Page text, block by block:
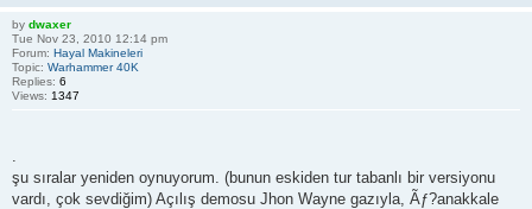
by dwaxer
Tue Nov 23, 2010 12:14 pm
Forum: Hayal Makineleri
Topic: Warhammer 40K
Replies: 6
Views: 1347
şu sıralar yeniden oynuyorum. (bunun eskiden tur tabanlı bir versiyonu
vardı, çok sevdiğim) Açılış demosu Jhon Wayne gazıyla, Ãƒ?anakkale